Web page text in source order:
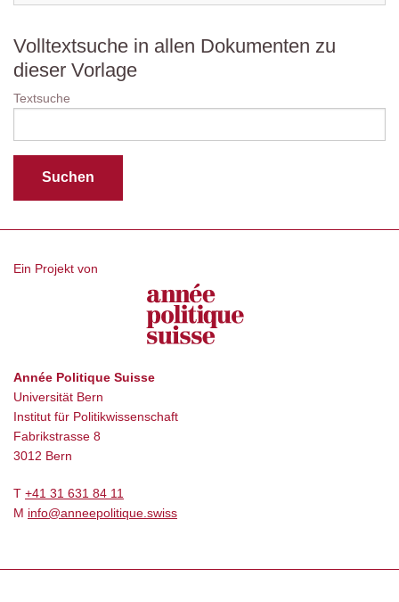
Volltextsuche in allen Dokumenten zu
dieser Vorlage
Textsuche
Ein Projekt von
Année Politique Suisse
Universität Bern
Institut für Politikwissenschaft
Fabrikstrasse 8
3012 Bern
T +41 31 631 84 11
M info@anneepolitique.swiss